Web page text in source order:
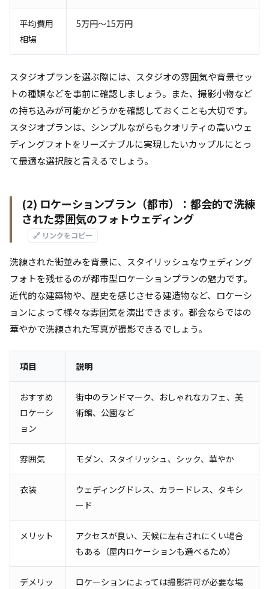
平均費用
相場
5万円～15万円
スタジオプランを選ぶ際には、スタジオの雰囲気や背景セッ
トの種類などを事前に確認しましょう。また、撮影小物など
の持ち込みが可能かどうかを確認しておくことも大切です。
スタジオプランは、シンプルながらもクオリティの高いウェ
ディングフォトをリーズナブルに実現したいカップルにとっ
て最適な選択肢と言えるでしょう。
(2) ロケーションプラン（都市）：都会的で洗練
された雰囲気のフォトウェディング
🔗 リンクをコピー
洗練された街並みを背景に、スタイリッシュなウェディング
フォトを残せるのが都市型ロケーションプランの魅力です。
近代的な建築物や、歴史を感じさせる建造物など、ロケーシ
ョンによって様々な雰囲気を演出できます。都会ならではの
華やかで洗練された写真が撮影できるでしょう。
項目 説明
おすすめ
ロケーシ
ョン
街中のランドマーク、おしゃれなカフェ、美
術館、公園など
雰囲気 モダン、スタイリッシュ、シック、華やか
衣装
ウェディングドレス、カラードレス、タキシ
ード
メリット
アクセスが良い、天候に左右されにくい場合
もある（屋内ロケーションも選べるため）
デメリッ
ロケーションによっては撮影許可が必要な場